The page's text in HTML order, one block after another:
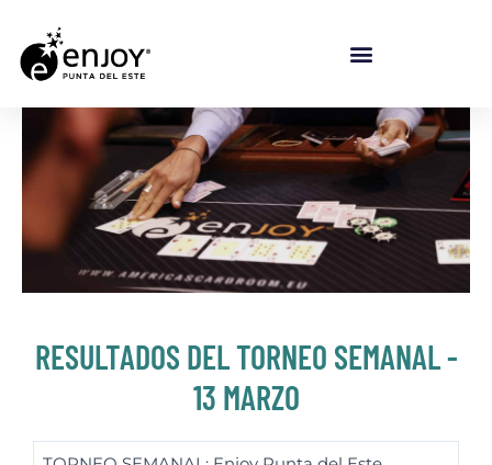
RESULTADOS DEL TORNEO SEMANAL -
13 MARZO